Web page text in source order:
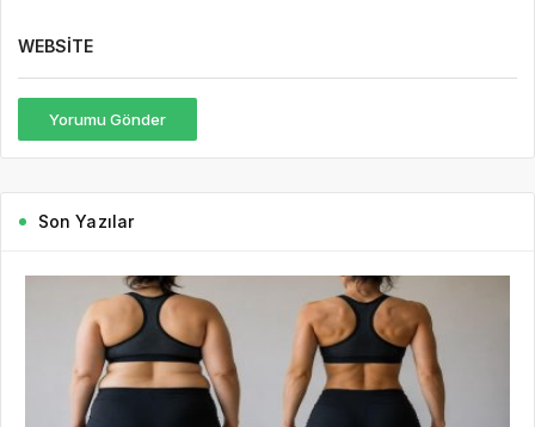
WEBSITE
Yorumu Gönder
Son Yazılar